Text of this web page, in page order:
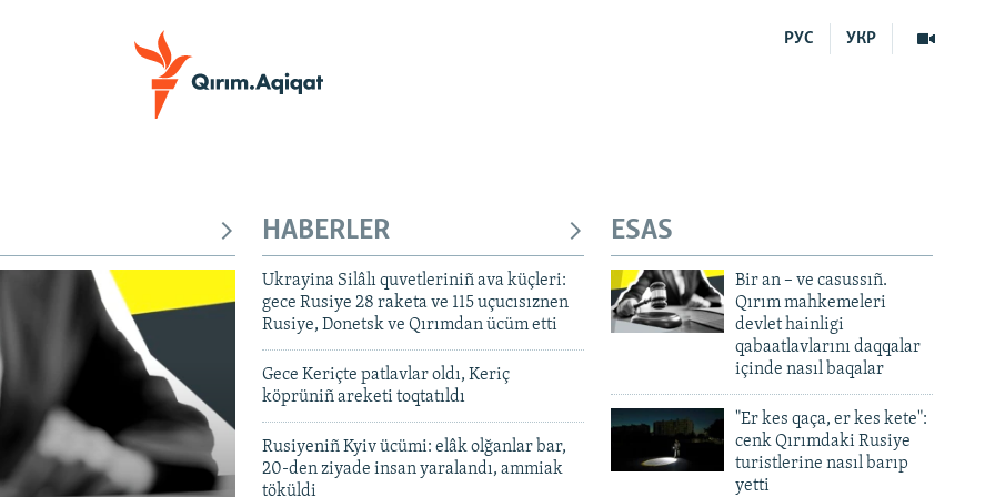
УКР
РУС
HABERLER
Ukrayina Silâlı quvetleriniñ ava küçleri:
gece Rusiye 28 raketa ve 115 uçucısıznen
Rusiye, Donetsk ve Qırımdan ücüm etti
Gece Keriçte patlavlar oldı, Keriç
köprüniñ areketi toqtatıldı
Rusiyeniñ Kyiv ücümi: elâk olğanlar bar,
20-den ziyade insan yaralandı, ammiak
töküldi
ESAS
Bir an – ve casussıñ.
Qırım mahkemeleri
devlet hainligi
qabaatlavlarını daqqalar
içinde nasıl baqalar
"Er kes qaça, er kes kete":
cenk Qırımdaki Rusiye
turistlerine nasıl barıp
yetti